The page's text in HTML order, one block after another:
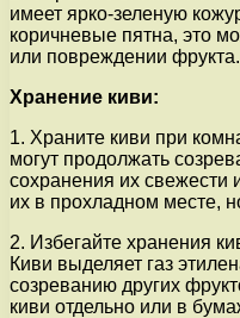
имеет ярко-зеленую
коричневые пятна, это
или повреждении фрукта.
Хранение киви:
1. Храните киви при
могут продолжать
сохранения их свежести
их в прохладном месте,
2. Избегайте хранения
Киви выделяет газ
созреванию других
киви отдельно или в